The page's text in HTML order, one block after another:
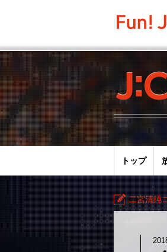
トップ
二宮清純